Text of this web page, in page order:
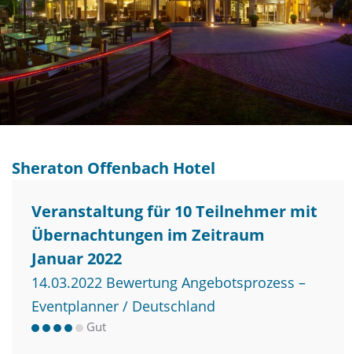
Sheraton Offenbach Hotel
Veranstaltung für 10 Teilnehmer mit
Übernachtungen im Zeitraum
Januar 2022
14.03.2022 Bewertung Angebotsprozess –
Eventplanner / Deutschland
Gut